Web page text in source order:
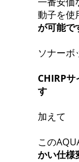
動子を
が可能で
ソナーボ
CHIRP
す
加えて
この
かい仕様